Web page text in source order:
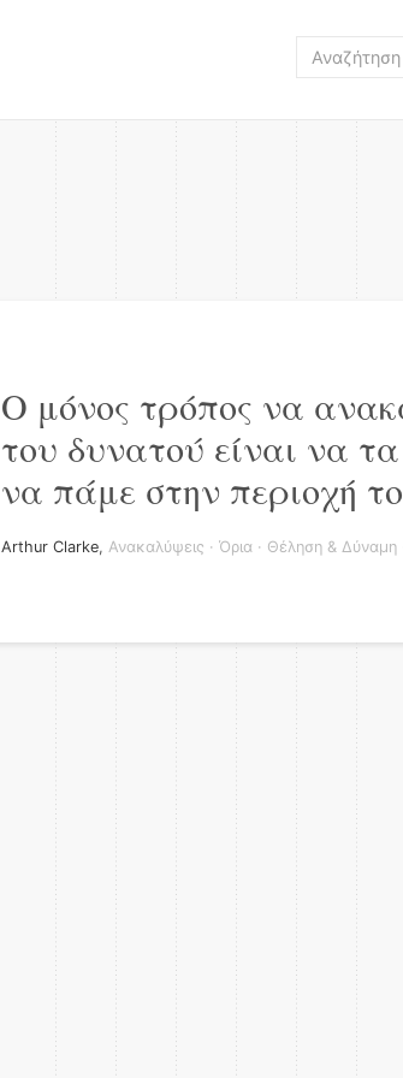
Ο μόνος τρόπος να
του δυνατού είναι να
να πάμε στην περιοχή
Arthur Clarke, Ανακαλύψεις · Όρια · Θέληση & Δύναμη